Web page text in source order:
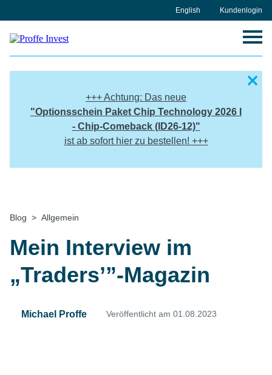
English Kundenlogin
+++ Achtung: Das neue
"Optionsschein Paket Chip Technology 2026 I
- Chip-Comeback (ID26-12)"
ist ab sofort hier zu bestellen! +++
Home
Blog Allgemein
Mein Interview im
„Traders’”-Magazin
Michael Proffe Veröffentlicht am 01.08.2023